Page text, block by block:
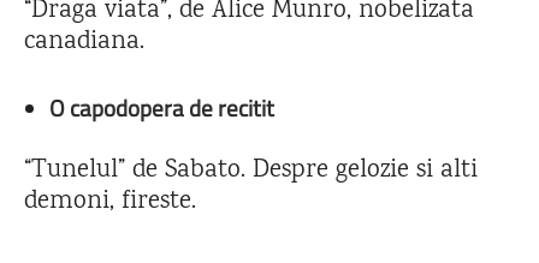
“Draga viata”, de Alice Munro, nobelizata
canadiana.
O capodopera de recitit
“Tunelul” de Sabato. Despre gelozie si alti
demoni, fireste.